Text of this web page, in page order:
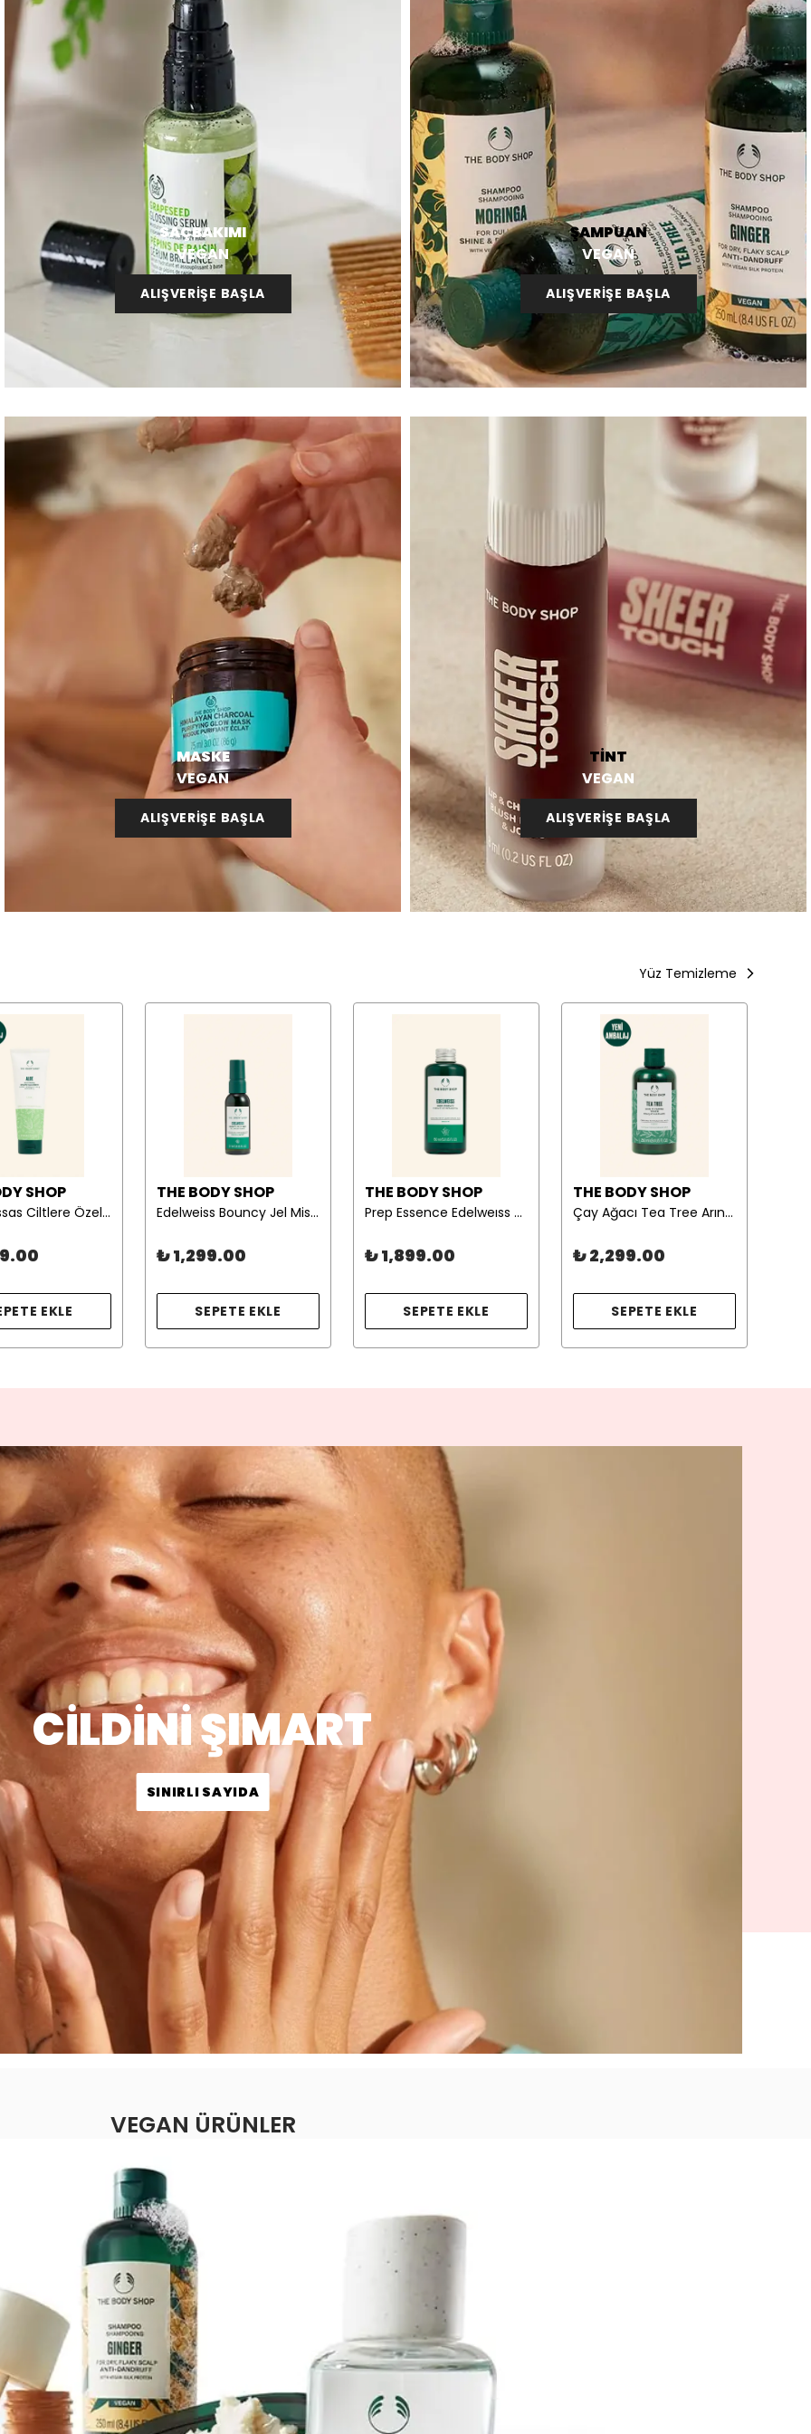
SAÇBAKIMI
VEGAN
ALIŞVERİŞE BAŞLA
ŞAMPUAN
VEGAN
ALIŞVERİŞE BAŞLA
MASKE
VEGAN
ALIŞVERİŞE BAŞLA
TİNT
VEGAN
ALIŞVERİŞE BAŞLA
Yüz Temizleme
SHOP
Aloe Hassas Ciltlere Özel Yatıştırıcı Yüz Temizleme Losyonu 125 ml
EKLE
THE BODY SHOP
Edelweiss Bouncy Jel Mist 57 ml
₺ 1,299.00
SEPETE EKLE
THE BODY SHOP
Prep Essence Edelweıss Nemlendirici Tonik 150 ml
₺ 1,899.00
SEPETE EKLE
THE BODY SHOP
Çay Ağacı Tea Tree Arındırıcı Tonik 250 ml Klasik
₺ 2,299.00
SEPETE EKLE
CİLDİNİ ŞIMART
SINIRLI SAYIDA
VEGAN ÜRÜNLER